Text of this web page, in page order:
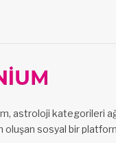
astroloji kategorileri
oluşan sosyal bir